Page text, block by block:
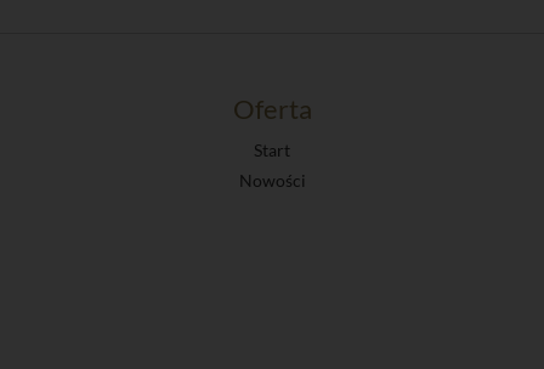
Oferta
Start
Nowości